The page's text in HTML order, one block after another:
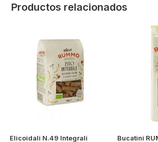
Productos relacionados
Elicoidali N.49 Integrali
Bucatini